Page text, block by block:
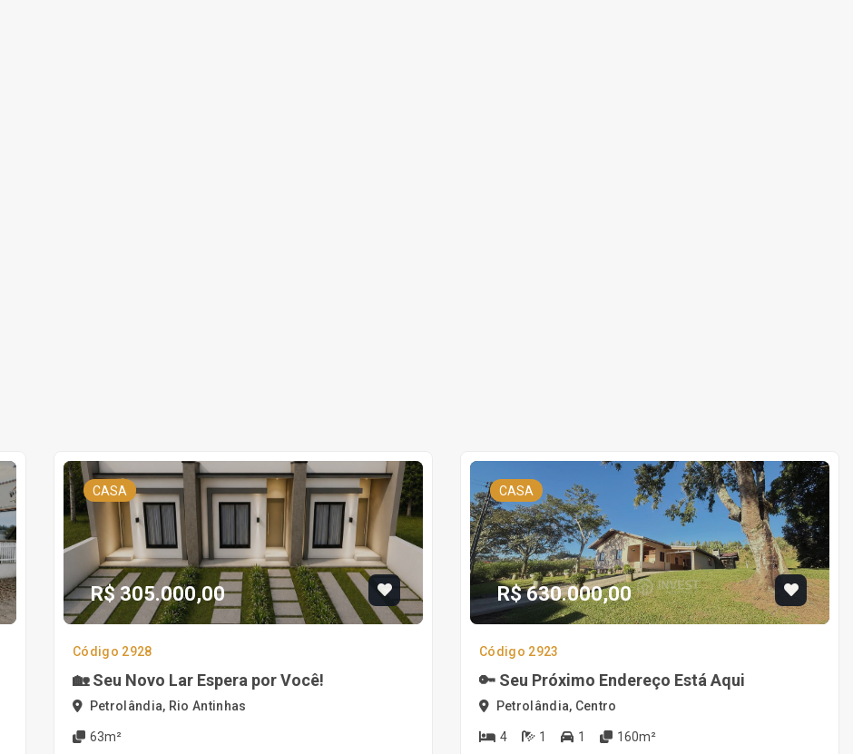
CASA
R$ 305.000,00
Código 2928
🏡 Seu Novo Lar Espera por Você!
Petrolândia, Rio Antinhas
63m²
CASA
R$ 630.000,00
Código 2923
🔑 Seu Próximo Endereço Está Aqui
Petrolândia, Centro
4 1 1 160m²